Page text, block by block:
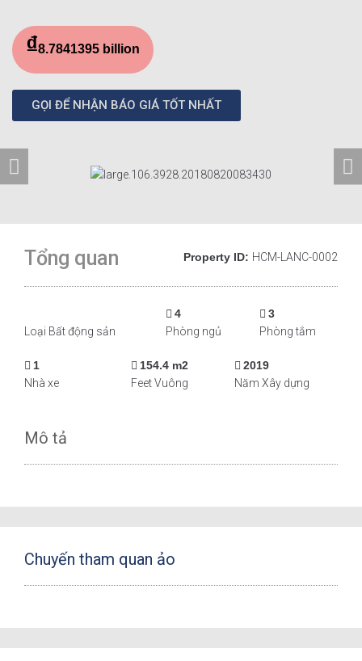
₫8.7841395 billion
GỌI ĐỂ NHẬN BÁO GIÁ TỐT NHẤT
Tổng quan Property ID: HCM-LANC-0002
Loại Bất động sản
4
Phòng ngủ
3
Phòng tắm
1
Nhà xe
154.4 m2
Feet Vuông
2019
Năm Xây dựng
Mô tả
Chuyến tham quan ảo